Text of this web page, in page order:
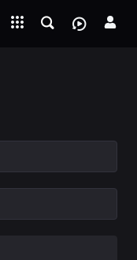
短剧 直播 APP
第01集